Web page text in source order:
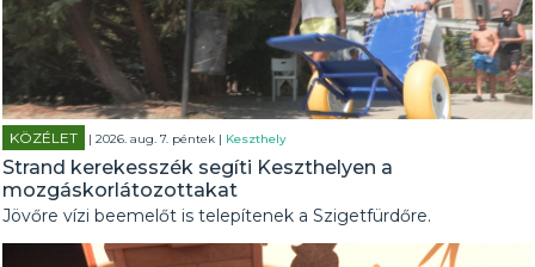
KÖZÉLET | 2026. aug. 7. péntek | Keszthely
Strand kerekesszék segíti Keszthelyen a
mozgáskorlátozottakat
Jövőre vízi beemelőt is telepítenek a Szigetfürdőre.